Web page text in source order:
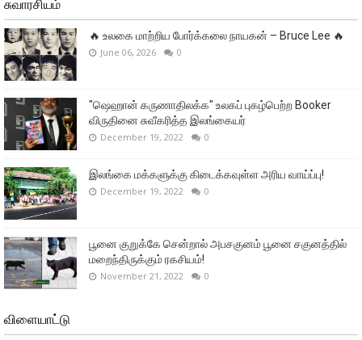
சுவாரசியம்
🔥 உலகை மாற்றிய போர்க்கலை நாயகன் – Bruce Lee 🔥
June 06, 2026 0
"ஷெஹான் கருணாதிலக்க" உலகப் புகழ்பெற்ற Booker
விருதினை சுவீகரித்த இலங்கையர்
December 19, 2022 0
இலங்கை மக்களுக்கு கிடைக்கவுள்ள அரிய வாய்ப்பு!
December 19, 2022 0
பூனை குறுக்கே சென்றால் அபசகுனம் பூனை சகுனத்தில்
மறைந்திருக்கும் ரகசியம்!
November 21, 2022 0
விளையாட்டு